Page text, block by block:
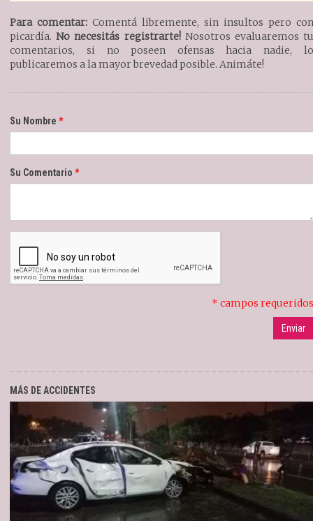
Para comentar: Comentá libremente, sin insultos pero con
picardía.No necesitás registrarte!Nosotros evaluaremos tu
comentarios, si no poseen ofensas hacia nadie, lo
publicaremos a la mayor brevedad posible. Animáte!
Su Nombre
Su Comentario
* campos requeridos
MÁS DE ACCIDENTES